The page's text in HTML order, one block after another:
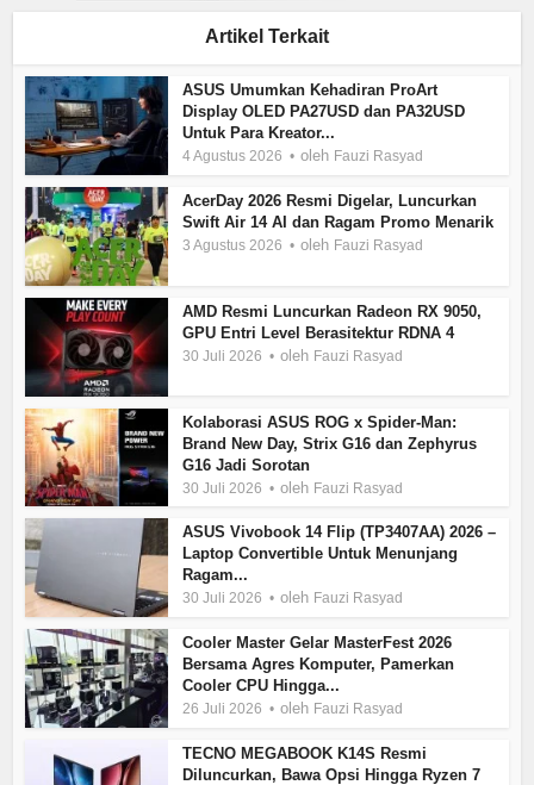
Artikel Terkait
ASUS Umumkan Kehadiran ProArt
Display OLED PA27USD dan PA32USD
Untuk Para Kreator...
4 Agustus 2026 oleh Fauzi Rasyad
AcerDay 2026 Resmi Digelar, Luncurkan
Swift Air 14 AI dan Ragam Promo Menarik
3 Agustus 2026 oleh Fauzi Rasyad
AMD Resmi Luncurkan Radeon RX 9050,
GPU Entri Level Berasitektur RDNA 4
30 Juli 2026 oleh Fauzi Rasyad
Kolaborasi ASUS ROG x Spider-Man:
Brand New Day, Strix G16 dan Zephyrus
G16 Jadi Sorotan
30 Juli 2026 oleh Fauzi Rasyad
ASUS Vivobook 14 Flip (TP3407AA) 2026 –
Laptop Convertible Untuk Menunjang
Ragam...
30 Juli 2026 oleh Fauzi Rasyad
Cooler Master Gelar MasterFest 2026
Bersama Agres Komputer, Pamerkan
Cooler CPU Hingga...
26 Juli 2026 oleh Fauzi Rasyad
TECNO MEGABOOK K14S Resmi
Diluncurkan, Bawa Opsi Hingga Ryzen 7